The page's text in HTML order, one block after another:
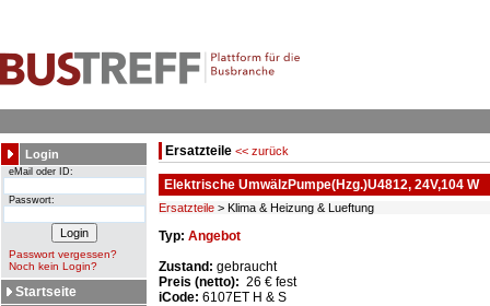
Login
eMail oder ID:
Passwort:
Passwort vergessen?
Noch kein Login?
Startseite
Ersatzteile << zurück
Elektrische UmwälzPumpe(Hzg.)U4812, 24V,104 W
Ersatzteile > Klima & Heizung & Lueftung
Typ: Angebot
Zustand: gebraucht
Preis (netto): 26 € fest
iCode: 6107ET H & S